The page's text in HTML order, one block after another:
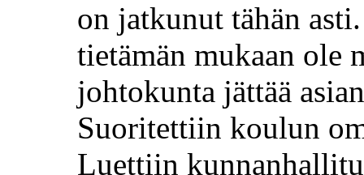
on jatkunut tähän
tietämän mukaan ole
johtokunta jättää
Suoritettiin koulun
Luettiin